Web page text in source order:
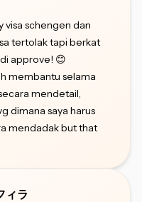
visa schengen dan
tertolak tapi berkat
approve! 😊
membantu selama
mendetail,
dimana saya harus
mendadak but that
ィラ